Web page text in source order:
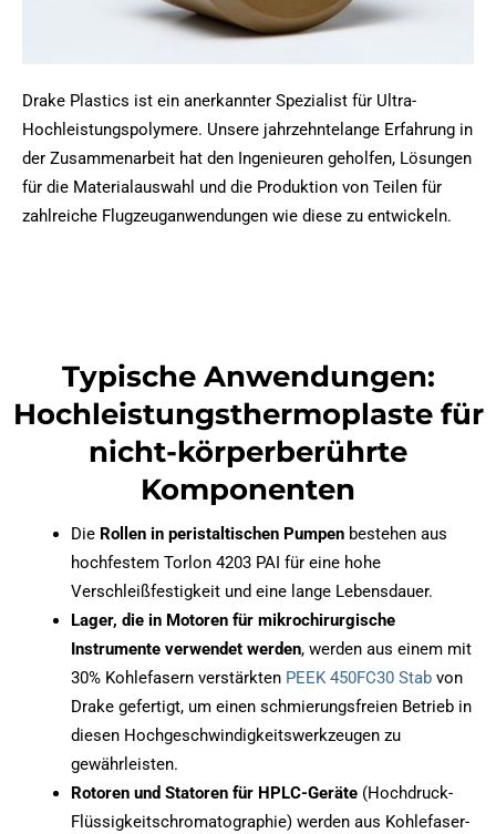
Drake Plastics ist ein anerkannter Spezialist für Ultra-
Hochleistungspolymere. Unsere jahrzehntelange Erfahrung in
der Zusammenarbeit hat den Ingenieuren geholfen, Lösungen
für die Materialauswahl und die Produktion von Teilen für
zahlreiche Flugzeuganwendungen wie diese zu entwickeln.
Typische Anwendungen:
Hochleistungsthermoplaste für
nicht-körperberührte
Komponenten
Die Rollen in peristaltischen Pumpen bestehen aus
hochfestem Torlon 4203 PAI für eine hohe
Verschleißfestigkeit und eine lange Lebensdauer.
Lager, die in Motoren für mikrochirurgische
Instrumente verwendet werden, werden aus einem mit
30% Kohlefasern verstärkten PEEK 450FC30 Stabvon
Drake gefertigt, um einen schmierungsfreien Betrieb in
diesen Hochgeschwindigkeitswerkzeugen zu
gewährleisten.
Rotoren und Statoren für HPLC-Geräte(Hochdruck-
Flüssigkeitschromatographie) werden aus Kohlefaser-